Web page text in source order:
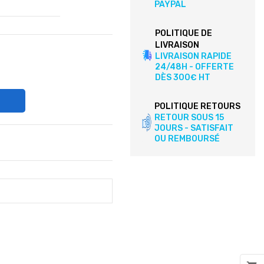
PAYPAL
POLITIQUE DE
LIVRAISON
LIVRAISON RAPIDE
24/48H - OFFERTE
DÈS 300€ HT
POLITIQUE RETOURS
RETOUR SOUS 15
JOURS - SATISFAIT
OU REMBOURSÉ